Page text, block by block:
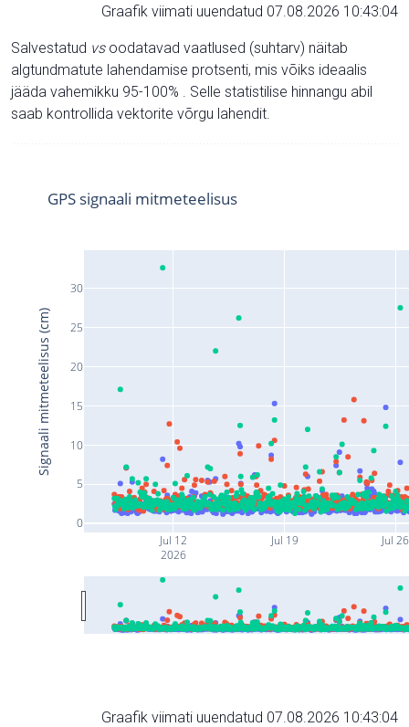
Graafik viimati uuendatud 07.08.2026 10:43:04
Salvestatud vsoodatavad vaatlused (suhtarv) näitab
algtundmatute lahendamise protsenti, mis võiks ideaalis
jääda vahemikku 95-100% . Selle statistilise hinnangu abil
saab kontrollida vektorite võrgu lahendit.
Jul 12
2026
Jul 19 Jul 26
0
5
10
15
20
25
30
GPS signaali mitmeteelisus
Signaali mitmeteelisus (cm)
Graafik viimati uuendatud 07.08.2026 10:43:04